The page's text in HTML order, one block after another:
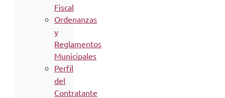
Fiscal
Ordenanzas
y
Reglamentos
Municipales
Perfil
del
Contratante